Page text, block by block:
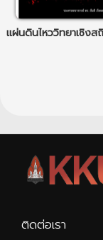
ติดต่อเรา